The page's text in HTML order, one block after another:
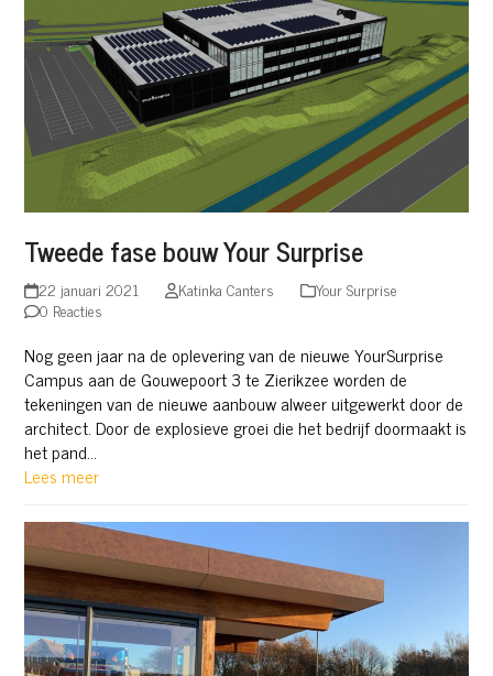
Tweede fase bouw Your Surprise
22 januari 2021 Katinka Canters
Your Surprise
0 Reacties
Nog geen jaar na de oplevering van de nieuwe YourSurprise
Campus aan de Gouwepoort 3 te Zierikzee worden de
tekeningen van de nieuwe aanbouw alweer uitgewerkt door de
architect. Door de explosieve groei die het bedrijf doormaakt is
het pand…
Lees meer